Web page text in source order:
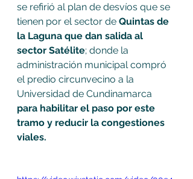
se refirió al plan de desvíos que se
tienen por el sector de Quintas de
la Laguna que dan salida al
sector Satélite; donde la
administración municipal compró
el predio circunvecino a la
Universidad de Cundinamarca
para habilitar el paso por este
tramo y reducir la congestiones
viales.